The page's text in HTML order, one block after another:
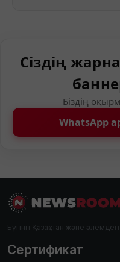
Сіздің
Біздің
WhatsApp
Бүгінгі Қазақстан және
Сертификат